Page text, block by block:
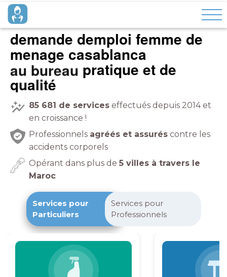
demande demploi femme de
menage casablanca
pratique et de
qualité
85 681 de services effectués depuis 2014 et
en croissance !
Professionnels agréés et assurés contre les
accidents corporels
Opérant dans plus de 5 villes à travers le
Maroc
Services pour
Particuliers
Services pour
Professionnels